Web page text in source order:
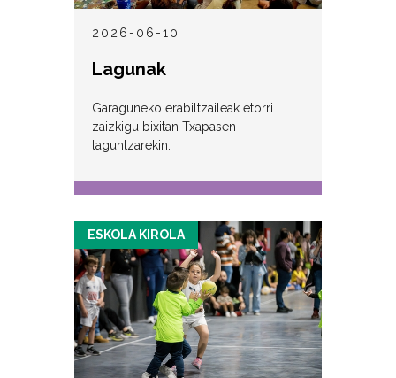
2026-06-10
Lagunak
Garaguneko erabiltzaileak etorri
zaizkigu bixitan Txapasen
laguntzarekin.
ESKOLA KIROLA